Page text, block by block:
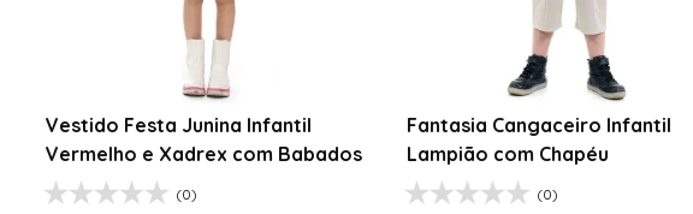
Vestido Festa Junina Infantil
Vermelho e Xadrex com Babados
(0)
Fantasia Cangaceiro Infantil
Lampião com Chapéu
(0)